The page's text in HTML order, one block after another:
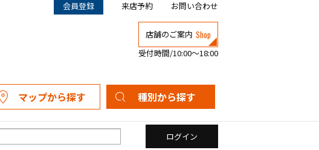
会員登録 来店予約 お問い合わせ
店舗のご案内 Shop
受付時間/10:00～18:00
マップから探す 種別から探す
新築一戸建て
中古一戸建て
マンション
土地